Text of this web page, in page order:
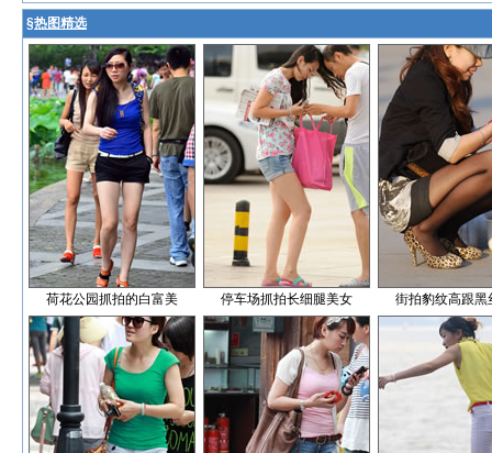
§热图精选
荷花公园抓拍的白富美 停车场抓拍长细腿美女 街拍豹纹高跟黑